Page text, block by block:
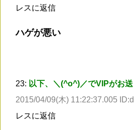
レスに返信
ハゲが悪い
23: 以下、＼(^o^)／でVIPがお
2015/04/09(木) 11:22:37.005
レスに返信